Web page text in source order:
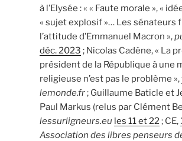
à l’Elysée : « « Faute morale », «
« sujet explosif »… Les sénateurs
l’attitude d’Emmanuel Macron »,
déc. 2023 ; Nicolas Cadène, « La
président de la République à une
religieuse n’est pas le problème »,
lemonde.fr; Guillaume Baticle et
Paul Markus (relus par Clément
lessurligneurs.eu les 11 et 22; CE,
Association des libres penseurs